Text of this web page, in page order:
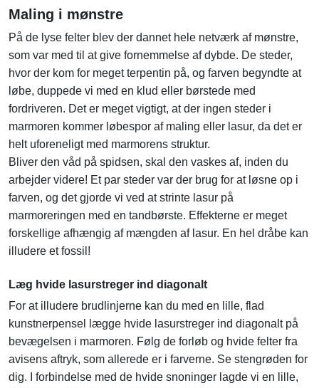
Maling i mønstre
På de lyse felter blev der dannet hele netværk af mønstre,
som var med til at give fornemmelse af dybde. De steder,
hvor der kom for meget terpentin på, og farven begyndte at
løbe, duppede vi med en klud eller børstede med
fordriveren. Det er meget vigtigt, at der ingen steder i
marmoren kommer løbespor af maling eller lasur, da det er
helt uforeneligt med marmorens struktur.
Bliver den våd på spidsen, skal den vaskes af, inden du
arbejder videre! Et par steder var der brug for at løsne op i
farven, og det gjorde vi ved at strinte lasur på
marmoreringen med en tandbørste. Effekterne er meget
forskellige afhængig af mængden af lasur. En hel dråbe kan
illudere et fossil!
Læg hvide lasurstreger ind diagonalt
For at illudere brudlinjerne kan du med en lille, flad
kunstnerpensel lægge hvide lasurstreger ind diagonalt på
bevægelsen i marmoren. Følg de forløb og hvide felter fra
avisens aftryk, som allerede er i farverne. Se stengrøden for
dig. I forbindelse med de hvide snoninger lagde vi en lille,